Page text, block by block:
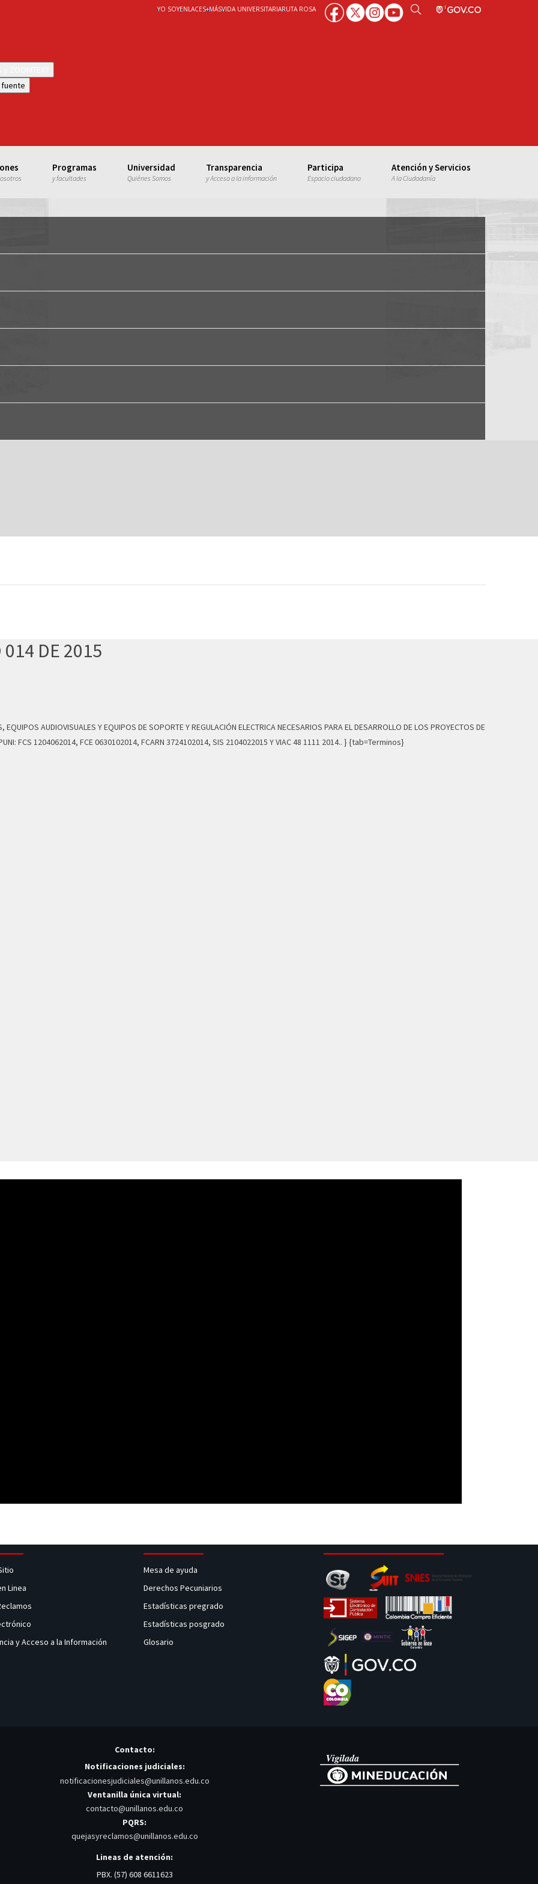
YO SOYENLACES+MÁSVIDA UNIVERSITARIARUTA ROSA
Programas
y facultades
Universidad
Quiénes Somos
Transparencia
y Acceso a la información
Participa
Espacio ciudadano
Atención y Servicios
A la Ciudadanía
014 DE 2015
AUDIOVISUALES Y EQUIPOS DE SOPORTE Y REGULACIÓN ELECTRICA NECESARIOS PARA EL DESARROLLO DE LOS PROYECTOS DE
FCS 1204062014, FCE 0630102014, FCARN 3724102014, SIS 2104022015 Y VIAC 48 1111 2014.. } {tab=Terminos}
Linea
y Acceso a la Información
Mesa de ayuda
Derechos Pecuniarios
Estadísticas pregrado
Estadísticas posgrado
Glosario
Contacto:
Notificaciones judiciales:
notificacionesjudiciales@unillanos.edu.co
Ventanilla única virtual:
contacto@unillanos.edu.co
PQRS:
quejasyreclamos@unillanos.edu.co
Lineas de atención:
PBX. (57) 608 6611623